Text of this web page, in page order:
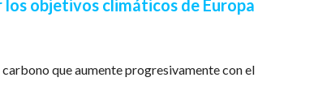
los objetivos climáticos de Europa
que aumente progresivamente con el